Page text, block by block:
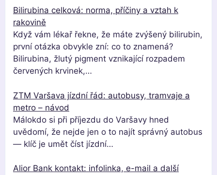
Bilirubina celková: norma, příčiny a vztah k
rakovině
Když vám lékař řekne, že máte zvýšený bilirubin,
první otázka obvykle zní: co to znamená?
Bilirubina, žlutý pigment vznikající rozpadem
červených krvinek,…
ZTM Varšava jízdní řád: autobusy, tramvaje a
metro – návod
Málokdo si při příjezdu do Varšavy hned
uvědomí, že nejde jen o to najít správný autobus
— klíč je umět číst jízdní…
Alior Bank kontakt: infolinka, e-mail a další